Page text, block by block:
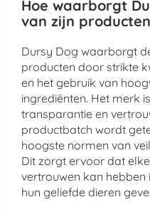
Hoe waarborgt
van zijn
Dursy Dog waarborgt
producten door strikte
en het gebruik van
ingrediënten. Het merk
transparantie en
productbatch wordt
hoogste normen van
Dit zorgt ervoor dat
vertrouwen kan hebben
hun geliefde dieren